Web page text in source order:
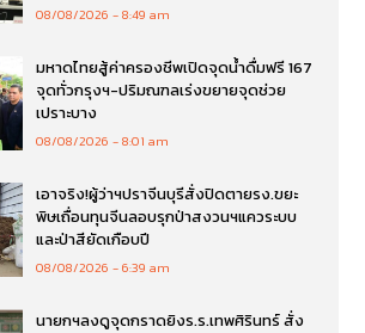
08/08/2026 8:49 am
มหาดไทยสู้ค่าครองชีพเปิดจุดน้ำดื่มฟรี 167
จุดทั่วกรุงฯ-ปริมณฑลเร่งขยายจุดช่วย
เปราะบาง
08/08/2026 8:01 am
เอาจริง!ผู้ว่าฯปราจีนบุรีสั่งปิดตายรง.ขยะ
พิษเถื่อนทุนจีนลอบรุกป่าสงวนฯแควระบบ
และป่าสียัดเกือบปี
08/08/2026 6:39 am
นายกฯลงดูจุดกราดยิงร.ร.เทพศิรินทร์ สั่ง